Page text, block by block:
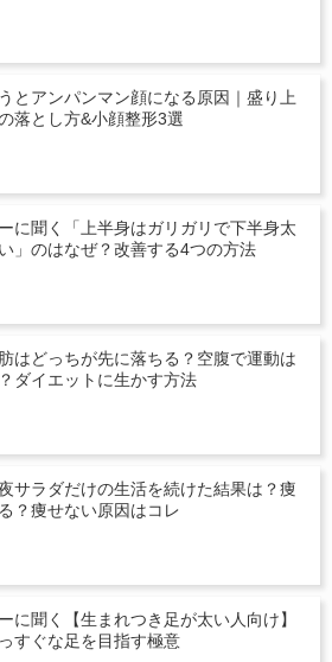
とアンパンマン顔になる原因｜盛り上
落とし方&小顔整形3選
に聞く「上半身はガリガリで下半身太
」のはなぜ？改善する4つの方法
はどっちが先に落ちる？空腹で運動は
ダイエットに生かす方法
夜サラダだけの生活を続けた結果は？痩
？痩せない原因はコレ
に聞く【生まれつき足が太い人向け】
すぐな足を目指す極意